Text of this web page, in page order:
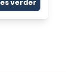
verder